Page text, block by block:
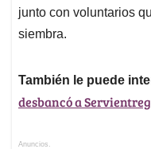
junto con voluntarios
siembra.
También le puede
desbancó a
Anuncios.